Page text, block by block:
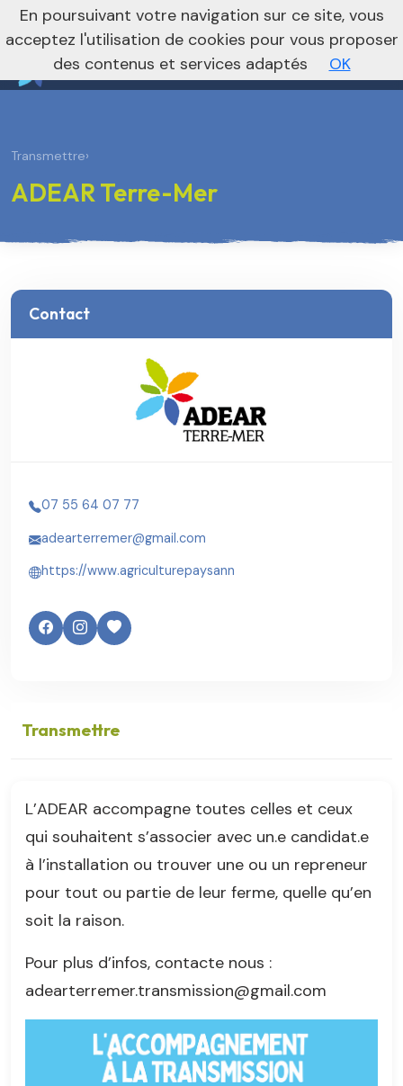
Vers le site national
nivo_2026: 1
Transmettre›
ADEAR Terre-Mer
Contact
07 55 64 07 77
adearterremer@gmail.com
https://www.agriculturepaysann
Transmettre
L’ADEAR accompagne toutes celles et ceux
qui souhaitent s’associer avec un.e candidat.e
à l’installation ou trouver une ou un repreneur
pour tout ou partie de leur ferme, quelle qu’en
soit la raison.
Pour plus d’infos, contacte nous :
adearterremer.transmission@gmail.com
En poursuivant votre navigation sur ce site, vous
acceptez l'utilisation de cookies pour vous proposer
des contenus et services adaptés
OK